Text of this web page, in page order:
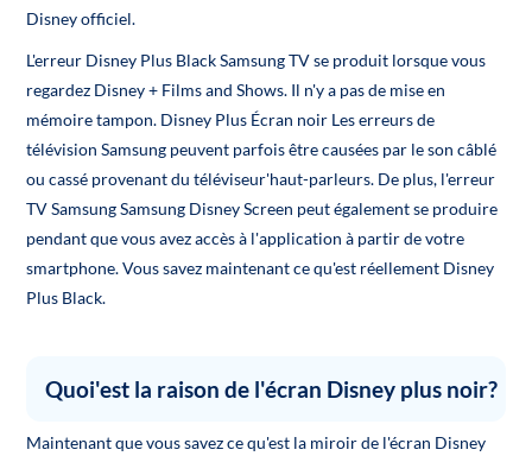
Disney officiel.
L'erreur Disney Plus Black Samsung TV se produit lorsque vous
regardez Disney + Films and Shows. Il n'y a pas de mise en
mémoire tampon. Disney Plus Écran noir Les erreurs de
télévision Samsung peuvent parfois être causées par le son câblé
ou cassé provenant du téléviseur'haut-parleurs. De plus, l'erreur
TV Samsung Samsung Disney Screen peut également se produire
pendant que vous avez accès à l'application à partir de votre
smartphone. Vous savez maintenant ce qu'est réellement Disney
Plus Black.
Quoi'est la raison de l'écran Disney plus noir?
Maintenant que vous savez ce qu'est la miroir de l'écran Disney